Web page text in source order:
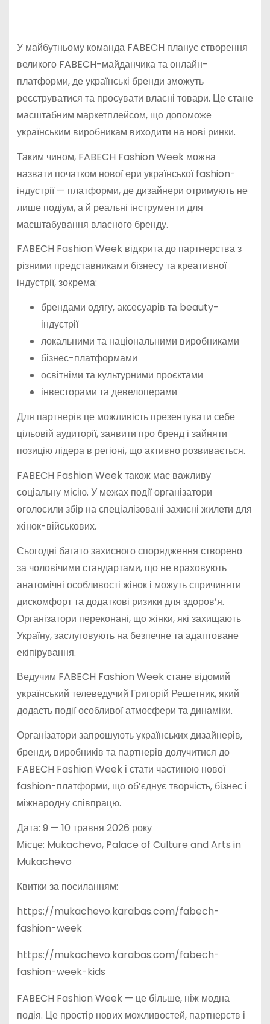
У майбутньому команда FABECH планує створення
великого FABECH-майданчика та онлайн-
платформи, де українські бренди зможуть
реєструватися та просувати власні товари. Це стане
масштабним маркетплейсом, що допоможе
українським виробникам виходити на нові ринки.
Таким чином, FABECH Fashion Week можна
назвати початком нової ери української fashion-
індустрії — платформи, де дизайнери отримують не
лише подіум, а й реальні інструменти для
масштабування власного бренду.
FABECH Fashion Week відкрита до партнерства з
різними представниками бізнесу та креативної
індустрії, зокрема:
брендами одягу, аксесуарів та beauty-
індустрії
локальними та національними виробниками
бізнес-платформами
освітніми та культурними проєктами
інвесторами та девелоперами
Для партнерів це можливість презентувати себе
цільовій аудиторії, заявити про бренд і зайняти
позицію лідера в регіоні, що активно розвивається.
FABECH Fashion Week також має важливу
соціальну місію. У межах події організатори
оголосили збір на спеціалізовані захисні жилети для
жінок-військових.
Сьогодні багато захисного спорядження створено
за чоловічими стандартами, що не враховують
анатомічні особливості жінок і можуть спричиняти
дискомфорт та додаткові ризики для здоров’я.
Організатори переконані, що жінки, які захищають
Україну, заслуговують на безпечне та адаптоване
екіпірування.
Ведучим FABECH Fashion Week стане відомий
український телеведучий Григорій Решетник, який
додасть події особливої атмосфери та динаміки.
Організатори запрошують українських дизайнерів,
бренди, виробників та партнерів долучитися до
FABECH Fashion Week і стати частиною нової
fashion-платформи, що об’єднує творчість, бізнес і
міжнародну співпрацю.
Дата: 9 — 10 травня 2026 року
Місце: Mukachevo, Palace of Culture and Arts in
Mukachevo
Квитки за посиланням:
https://mukachevo.karabas.com/fabech-
fashion-week
https://mukachevo.karabas.com/fabech-
fashion-week-kids
FABECH Fashion Week — це більше, ніж модна
подія. Це простір нових можливостей, партнерств і